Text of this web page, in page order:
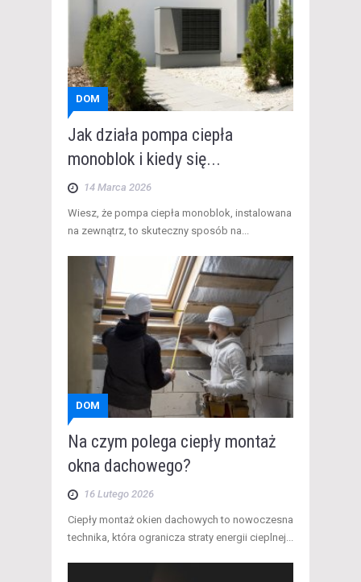
DOM
Jak działa pompa ciepła
monoblok i kiedy się...
14 Marca 2026
​Wiesz, że pompa ciepła monoblok, instalowana
na zewnątrz, to skuteczny sposób na...
DOM
Na czym polega ciepły montaż
okna dachowego?
16 Lutego 2026
​Ciepły montaż okien dachowych to nowoczesna
technika, która ogranicza straty energii cieplnej...